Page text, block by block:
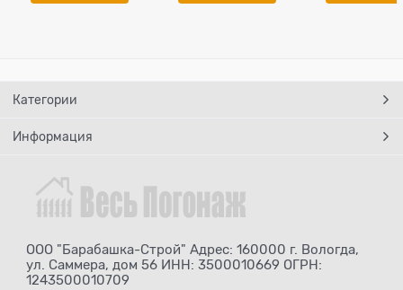
Категории
Информация
ООО "Барабашка-Строй" Адрес: 160000 г. Вологда,
ул. Саммера, дом 56 ИНН: 3500010669 ОГРН:
1243500010709